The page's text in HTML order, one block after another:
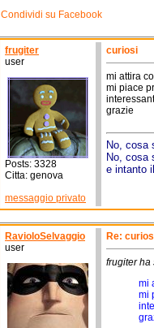
Condividi su Facebook
frugiter
user
Posts: 3328
Citta: genova
messaggio privato
curiosi
mi attira
mi piace
grazie
No, cosa
No, cosa
e intanto
RavioloSelvaggio
user
Re:
frugiter ha
mi
mi